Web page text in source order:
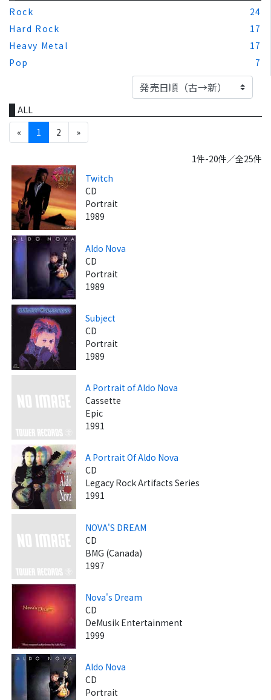
Rock
24
Hard Rock
17
Heavy Metal
17
Pop
7
ALL
«
1 2 »
1件-20件／全25件
Twitch
CD
Portrait
1989
Aldo Nova
CD
Portrait
1989
Subject
CD
Portrait
1989
A Portrait of Aldo Nova
Cassette
Epic
1991
A Portrait Of Aldo Nova
CD
Legacy Rock Artifacts Series
1991
NOVA'S DREAM
CD
BMG (Canada)
1997
Nova's Dream
CD
DeMusik Entertainment
1999
Aldo Nova
CD
Portrait